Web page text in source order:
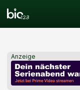
Anzeige